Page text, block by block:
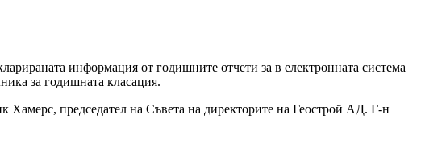
информация от годишните отчети за в електронната система
за годишната класация.
Хамерс, председател на Съвета на директорите на Геострой АД. Г-н